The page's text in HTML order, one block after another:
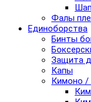
Фалы
Единоборства
Бинты
Защита
Капы
Кимоно /